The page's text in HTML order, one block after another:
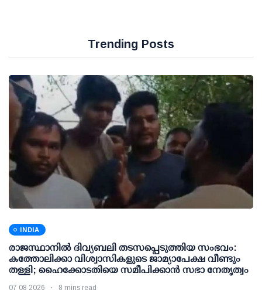
Trending Posts
INDIA
രാജസ്ഥാനിൽ ദിവ്യബലി തടസപ്പെടുത്തിയ സംഭവം:
കത്തോലിക്കാ വിശ്വാസികളുടെ ജാമ്യാപേക്ഷ വീണ്ടും
തള്ളി; ഹൈക്കോടതിയെ സമീപിക്കാൻ സഭാ നേതൃത്വം
07 08 2026 8 mins read